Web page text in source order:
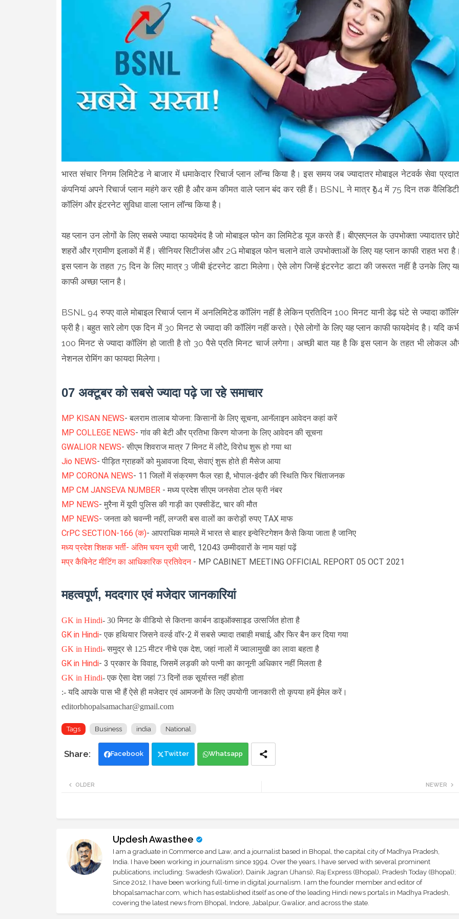
भारत संचार निगम लिमिटेड ने बाजार में धमाकेदार रिचार्ज प्लान लॉन्च किया है। इस समय जब ज्यादातर मोबाइल नेटवर्क सेवा
कंपनियां अपने रिचार्ज प्लान महंगे कर रही है और कम कीमत वाले प्लान बंद कर रही हैं। BSNL ने मात्र ₹94 में 75 दिन तक
कॉलिंग और इंटरनेट सुविधा वाला प्लान लॉन्च किया है।
यह प्लान उन लोगों के लिए सबसे ज्यादा फायदेमंद है जो मोबाइल फोन का लिमिटेड यूज करते हैं। बीएसएनल के उपभोक्ता ज्यादातर
शहरों और ग्रामीण इलाकों में हैं। सीनियर सिटीजंस और 2G मोबाइल फोन चलाने वाले उपभोक्ताओं के लिए यह प्लान काफी राहत भरा
इस प्लान के तहत 75 दिन के लिए मात्र 3 जीबी इंटरनेट डाटा मिलेगा। ऐसे लोग जिन्हें इंटरनेट डाटा की जरूरत नहीं है उनके लिए
काफी अच्छा प्लान है।
BSNL 94 रुपए वाले मोबाइल रिचार्ज प्लान में अनलिमिटेड कॉलिंग नहीं है लेकिन प्रतिदिन 100 मिनट यानी डेढ़ घंटे से ज्यादा
फ्री है। बहुत सारे लोग एक दिन में 30 मिनट से ज्यादा की कॉलिंग नहीं करते। ऐसे लोगों के लिए यह प्लान काफी फायदेमंद है। यदि
100 मिनट से ज्यादा कॉलिंग हो जाती है तो 30 पैसे प्रति मिनट चार्ज लगेगा। अच्छी बात यह है कि इस प्लान के तहत भी लोकल
नेशनल रोमिंग का फायदा मिलेगा।
07 अक्टूबर को सबसे ज्यादा पढ़े जा रहे समाचार
MP KISAN NEWS- बलराम तालाब योजना: किसानों के लिए सूचना, आनॅलाइन आवेदन कहां करें
MP COLLEGE NEWS- गांव की बेटी और प्रतिभा किरण योजना के लिए आवेदन की सूचना
GWALIOR NEWS- सीएम शिवराज मात्र 7 मिनट में लौटे, विरोध शुरू हो गया था
Jio NEWS- पीड़ित ग्राहकों को मुआवजा दिया, सेवाएं शुरू होते ही मैसेज आया
MP CORONA NEWS- 11 जिलों में संक्रमण फैल रहा है, भोपाल-इंदौर की स्थिति फिर चिंताजनक
MP CM JANSEVA NUMBER- मध्य प्रदेश सीएम जनसेवा टोल फ्री नंबर
MP NEWS- मुरैना में यूपी पुलिस की गाड़ी का एक्सीडेंट, चार की मौत
MP NEWS- जनता को चवन्नी नहीं, लग्जरी बस वालों का करोड़ों रुपए TAX माफ
CrPC SECTION-166 (क)- आपराधिक मामले में भारत से बाहर इन्वेस्टिगेशन कैसे किया जाता है जानिए
मध्य प्रदेश शिक्षक भर्ती- अंतिम चयन सूचीजारी, 12043 उम्मीदवारों के नाम यहां पढ़ें
मप्र कैबिनेट मीटिंग का आधिकारिक प्रतिवेदन- MP CABINET MEETING OFFICIAL REPORT 05 OCT 2021
महत्वपूर्ण, मददगार एवं मजेदार जानकारियां
GK in Hindi- 30 मिनट के वीडियो से कितना कार्बन डाइऑक्साइड उत्सर्जित होता है
GK in Hindi- एक हथियार जिसने वर्ल्ड वॉर-2 में सबसे ज्यादा तबाही मचाई, और फिर बैन कर दिया गया
GK in Hindi- समुद्र से 125 मीटर नीचे एक देश, जहां नालों में ज्वालामुखी का लावा बहता है
GK in Hindi- 3 प्रकार के विवाह, जिसमें लड़की को पत्नी का कानूनी अधिकार नहीं मिलता है
GK in Hindi- एक ऐसा देश जहां 73 दिनों तक सूर्यास्त नहीं होता
:- यदि आपके पास भी हैं ऐसे ही मजेदार एवं आमजनों के लिए उपयोगी जानकारी तो कृपया हमें ईमेल करें।
editorbhopalsamachar@gmail.com
Tags Business india National
Facebook Twitter Whatsapp
NEWER
OLDER
Updesh Awasthee
I am a graduate in Commerce and Law, and a journalist based in Bhopal, the capital city of Madhya Pradesh,
India. I have been working in journalism since 1994. Over the years, I have served with several prominent
publications, including: Swadesh (Gwalior), Dainik Jagran (Jhansi), Raj Express (Bhopal), Pradesh Today (Bhopal);
Since 2012, I have been working full-time in digital journalism. I am the founder member and editor of
bhopalsamachar.com, which has established itself as one of the leading Hindi news portals in Madhya Pradesh,
covering the latest news from Bhopal, Indore, Jabalpur, Gwalior, and across the state.